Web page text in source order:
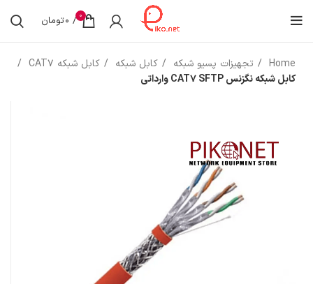
0
/
0تومان
Home تجهیزات پسیو شبکه کابل شبکه
کابل شبکه CAT7
کابل شبکه نگزنس CAT7 SFTP وارداتی